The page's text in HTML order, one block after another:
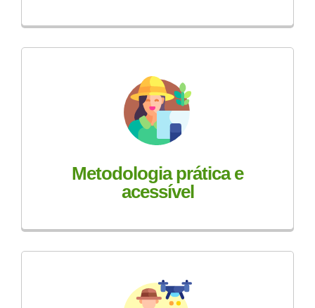
Metodologia prática e
acessível